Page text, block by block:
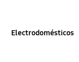
Electrodomésticos